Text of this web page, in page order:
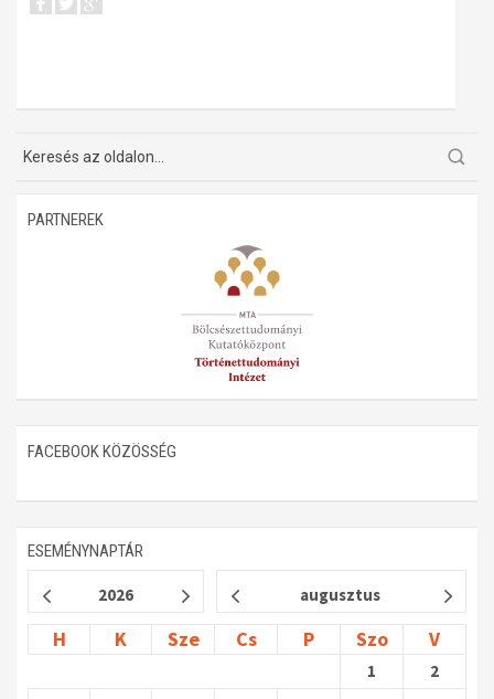
PARTNEREK
FACEBOOK KÖZÖSSÉG
ESEMÉNYNAPTÁR
2026 augusztus
H K Sze Cs P Szo V
1
2